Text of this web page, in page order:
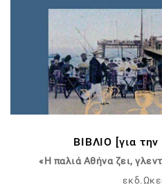
ΒΙΒΛΙΟ [για
«Η παλιά Αθήνα ζει,